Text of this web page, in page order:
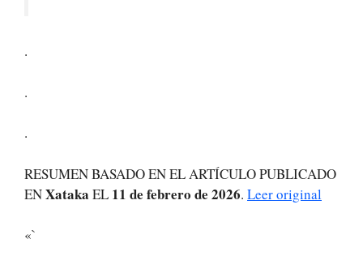
.
.
.
RESUMEN BASADO EN EL ARTÍCULO PUBLICADO
ENXataka EL 11 de febrero de 2026. Leer original
«`